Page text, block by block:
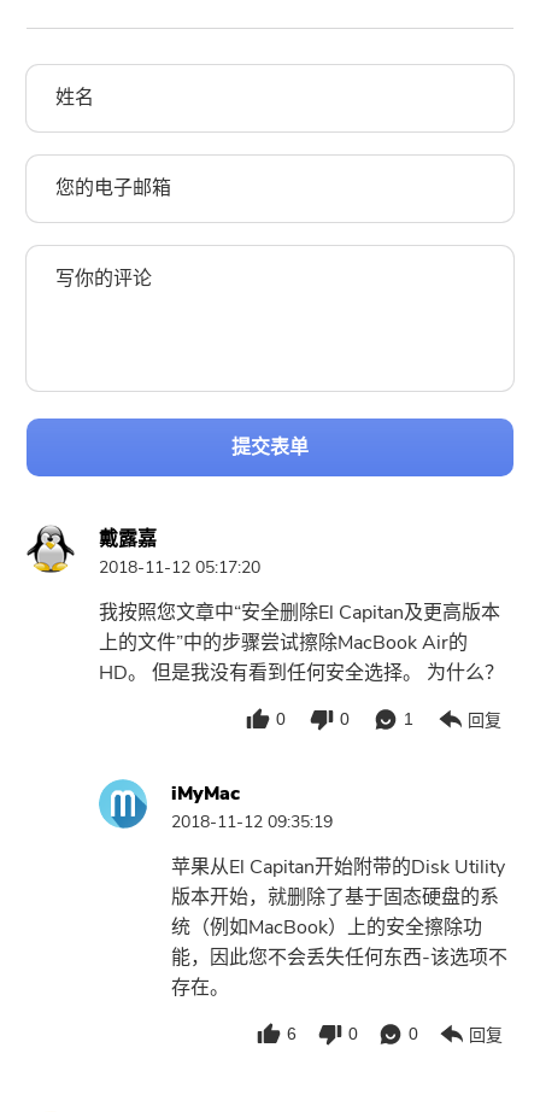
提交表单
戴露嘉
2018-11-12 05:17:20
我按照您文章中“安全删除El Capitan及更高版本
上的文件”中的步骤尝试擦除MacBook Air的
HD。 但是我没有看到任何安全选择。 为什么？
0 0 1 回复
iMyMac
2018-11-12 09:35:19
苹果从El Capitan开始附带的Disk Utility
版本开始，就删除了基于固态硬盘的系
统（例如MacBook）上的安全擦除功
能，因此您不会丢失任何东西-该选项不
存在。
6 0 0 回复